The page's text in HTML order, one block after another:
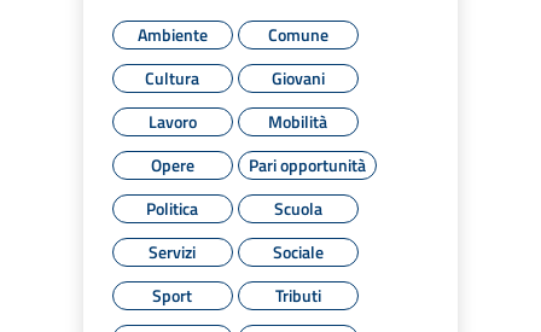
Ambiente
Comune
Cultura
Giovani
Lavoro
Mobilità
Opere
Pari opportunità
Politica
Scuola
Servizi
Sociale
Sport
Tributi